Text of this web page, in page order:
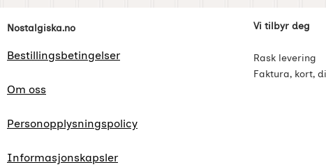
Footer-innhold Blandet informasjon og
Nostalgiska.no
Bestillingsbetingelser
Om oss
Personopplysningspolicy
Informasjonskapsler
Vi tilbyr deg
Rask levering
Faktura, kort,